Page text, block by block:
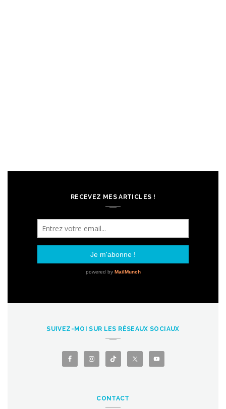
RECEVEZ MES ARTICLES !
SUIVEZ-MOI SUR LES RÉSEAUX SOCIAUX
CONTACT